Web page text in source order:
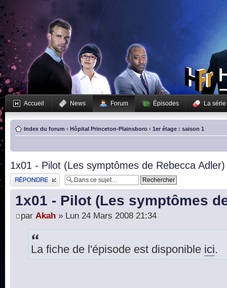
Accueil News Forum Épisodes La série
Index du forum ‹ Hôpital Princeton-Plainsboro ‹ 1er étage : saison 1
1x01 - Pilot (Les symptômes de Rebecca Adler)
Publier une réponse
1x01 - Pilot (Les symptômes
par Akah » Lun 24 Mars 2008 21:34
La fiche de l'épisode est disponible ici.